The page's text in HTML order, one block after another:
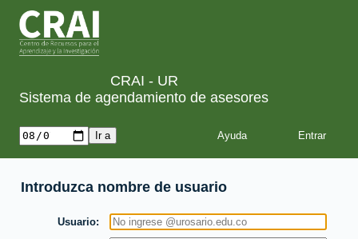
CRAI - UR
Sistema de agendamiento de asesores
Ayuda
Introduzca nombre de usuario
Usuario